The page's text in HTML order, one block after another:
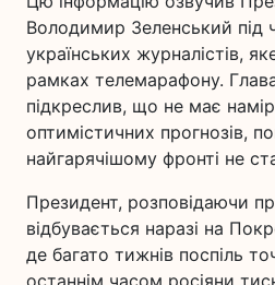
Володимир Зеленський під
українських журналістів,
рамках телемарафону.
підкреслив, що не має
оптимістичних прогнозів,
найгарячішому фронті не
Президент, розповідаючи
відбувається наразі на
де багато тижнів поспіль
останнім часом росіяни